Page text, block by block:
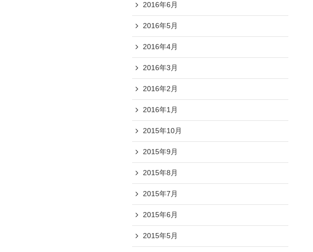
2016年6月
2016年5月
2016年4月
2016年3月
2016年2月
2016年1月
2015年10月
2015年9月
2015年8月
2015年7月
2015年6月
2015年5月